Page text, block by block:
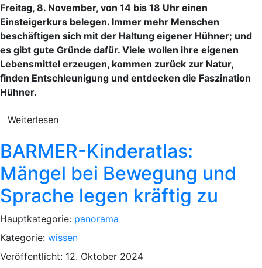
Freitag, 8. November, von 14 bis 18 Uhr einen
Einsteigerkurs belegen. Immer mehr Menschen
beschäftigen sich mit der Haltung eigener Hühner; und
es gibt gute Gründe dafür. Viele wollen ihre eigenen
Lebensmittel erzeugen, kommen zurück zur Natur,
finden Entschleunigung und entdecken die Faszination
Hühner.
Weiterlesen
BARMER-Kinderatlas:
Mängel bei Bewegung und
Sprache legen kräftig zu
Hauptkategorie: panorama
Kategorie: wissen
Veröffentlicht: 12. Oktober 2024